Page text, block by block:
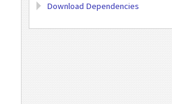
Download Dependencies